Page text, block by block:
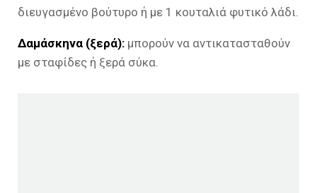
διευγασμένο βούτυρο ή με 1 κουταλιά φυτικό λάδι.
Δαμάσκηνα (ξερά): μπορούν να αντικατασταθούν
με σταφίδες ή ξερά σύκα.